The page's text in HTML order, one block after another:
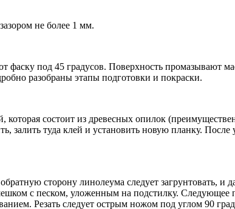
не более 1 мм.
под 45 градусов. Поверхность промазывают
разобраны этапы подготовки и покраски.
состоит из древесных опилок
залить туда клей и установить новую планку. После
сторону линолеума следует загрунтовать, и
с песком, уложенным на подстилку. Следующее
Резать следует острым ножом под углом 90